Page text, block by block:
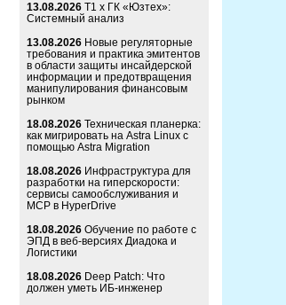
13.08.2026 Т1 x ГК «Юзтех»:
Системный анализ
13.08.2026 Новые регуляторные
требования и практика эмитентов
в области защиты инсайдерской
информации и предотвращения
манипулирования финансовым
рынком
18.08.2026 Техническая планерка:
как мигрировать на Astra Linux с
помощью Astra Migration
18.08.2026 Инфраструктура для
разработки на гиперскорости:
сервисы самообслуживания и
MCP в HyperDrive
18.08.2026 Обучение по работе с
ЭПД в веб-версиях Диадока и
Логистики
18.08.2026 Deep Patch: Что
должен уметь ИБ-инженер